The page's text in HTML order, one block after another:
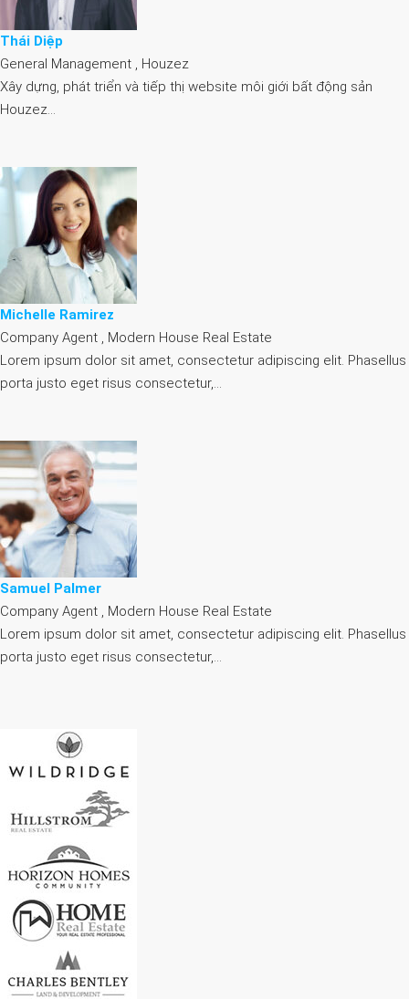
Thái Diệp
General Management , Houzez
Xây dựng, phát triển và tiếp thị website môi giới bất động sản
Houzez…
Michelle Ramirez
Company Agent , Modern House Real Estate
Lorem ipsum dolor sit amet, consectetur adipiscing elit. Phasellus
porta justo eget risus consectetur,…
Samuel Palmer
Company Agent , Modern House Real Estate
Lorem ipsum dolor sit amet, consectetur adipiscing elit. Phasellus
porta justo eget risus consectetur,…